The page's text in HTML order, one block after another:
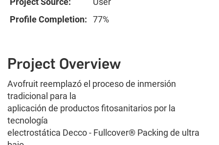
Profile Completion:
77%
Project Overview
Avofruit reemplazó el proceso de inmersión
tradicional para la
aplicación de productos fitosanitarios por la
tecnología
electrostática Decco - Fullcover® Packing de ultra